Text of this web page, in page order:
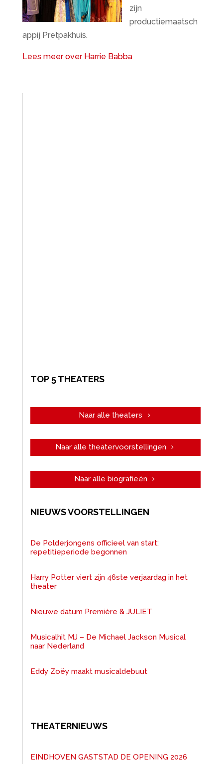
zijn
productiemaatsch
appij Pretpakhuis.
Lees meer over Harrie Babba
TOP 5 THEATERS
Naar alle theaters
Naar alle theatervoorstellingen
Naar alle biografieën
NIEUWS VOORSTELLINGEN
De Polderjongens officieel van start:
repetitieperiode begonnen
Harry Potter viert zijn 46ste verjaardag in het
theater
Nieuwe datum Première & JULIET
Musicalhit MJ – De Michael Jackson Musical
naar Nederland
Eddy Zoëy maakt musicaldebuut
THEATERNIEUWS
EINDHOVEN GASTSTAD DE OPENING 2026